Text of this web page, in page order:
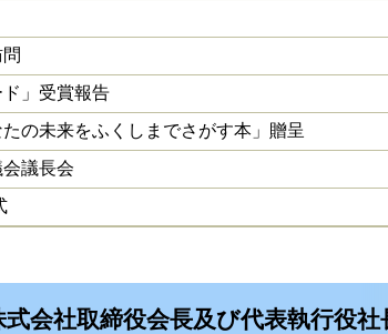
ド」受賞報告
の未来をふくしまでさがす本」贈呈
議長会
会社取締役会長及び代表執行役社